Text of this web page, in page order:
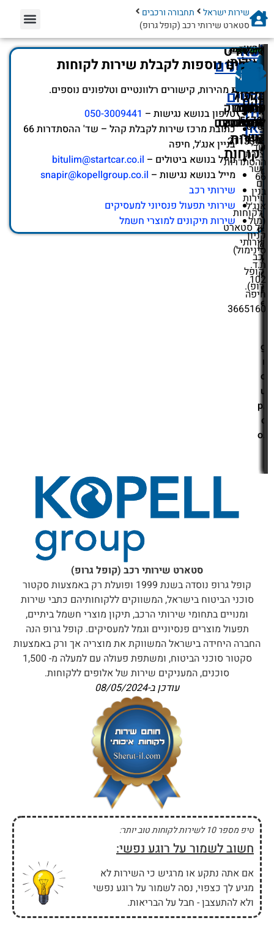
סטארט שירותי רכב (קופל גרופ)
קופל גרופ נוסדה בשנת 1999 ופועלת רק באמצעות סקטור
סוכני הביטוח בישראל, המשווקים ללקוחותיהם כתבי שירות
ומנויים בתחומי שירותי הרכב, תיקון מוצרי חשמל ביתיים,
תפעול מוצרים פנסיוניים וגמל למעסיקים. קופל גרופ הנה
החברה היחידה בישראל המשווקת את מוצריה אך ורק באמצעות
סוכנים, המעניקים שירות של אלופים ללקוחות.
עודכן ב- 08/05/2024
טיפ מספר 10 לשירות לקוחות טוב יותר:
איך אנחנו ממליצים ליצור קשר
שירותי רכב (קופל גרופ)?
הדרכים המהירות שיעשו לכם חיים
קלים:
הדרך הטובה ביותר ליצור קשר עם שירות הלקוחות של
סטארט שירותי רכב (קופל גרופ) היא דרך מספר הטלפון
כרגע אין לסטארט שירותי רכב (קופל גרופ) שירות
לקוחות בוואטסאפ.
כרגע אין לסטארט שירותי רכב (קופל גרופ) שירות
לקוחות ב-SMS.
ניתן לשוחח עם נציג שירות בצ'אט מסנג'ר פייסבוק של
סטארט שירותי רכב (קופל גרופ) דרךהקישור הבא
למסנג'ר.
כרגע אין לסטארט שירותי רכב (קופל גרופ) אפליקציה
לקבלת שירות לקוחות באנדרואיד.
כרגע אין לסטארט שירותי רכב (קופל גרופ) אפליקציה
לקבלת שירות לקוחות באייפון.
שימו לב כי שעות הפעילות לקבלת שירות מנציגי השירות
של סטארט שירותי רכב (קופל גרופ) הן:
בימים א'-ה' בשעות 24 שעות
בימי ו' וערבי חג בשעות 24 שעות
ובימי שבת וחגים 24 שעות.
הדרכים האיטיות שאולי יתישו אתכם:
אם אתם צריכים להעביר טפסים ומסמכים אל סטארט
שירותי רכב (קופל גרופ) תוכלו לעשות זאת דרך הפקס
במספר 073-2113308.
אם אתם מעוניינים לשלוח מייל לשירות הלקוחות של
סטארט שירותי רכב (קופל גרופ) תוכלו לעשות זאת דרך
כתובת הדוא"לhitum@kopellgroup.co.il
אם אתם צריכים לשלוח מכתבים בדואר אל סטארט